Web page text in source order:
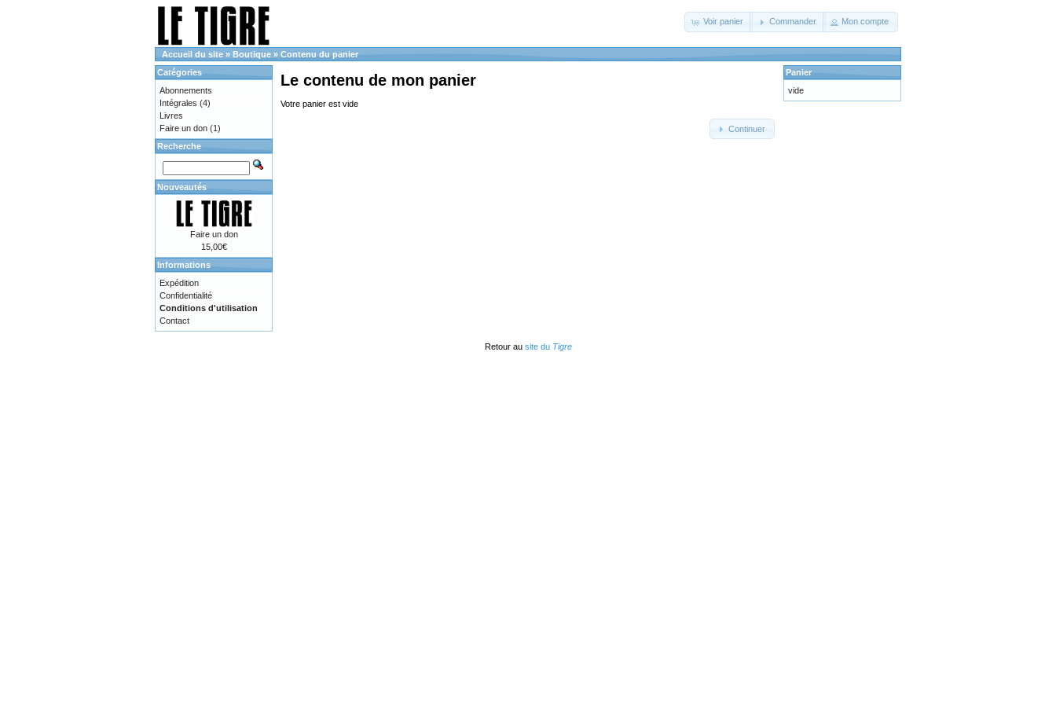
Voir panier Commander Mon compte
Accueil du site » Boutique » Contenu du panier
Le contenu de mon panier
Votre panier est vide
Continuer
Catégories
Abonnements
Intégrales (4)
Livres
Faire un don (1)
Recherche
Nouveautés
Faire un don
15,00€
Informations
Expédition
Confidentialité
Conditions d'utilisation
Contact
Panier
vide
Retour au site du Tigre